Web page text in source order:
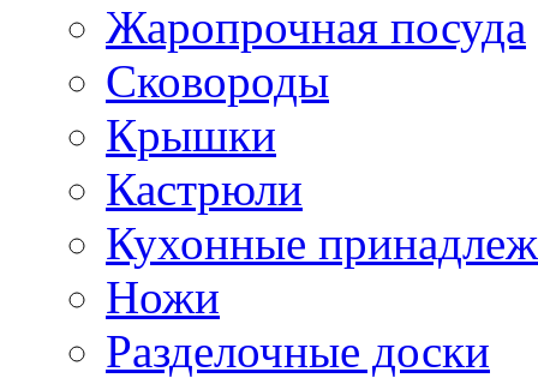
Жаропрочная посуда
Сковороды
Крышки
Кастрюли
Кухонные
Ножи
Разделочные доски